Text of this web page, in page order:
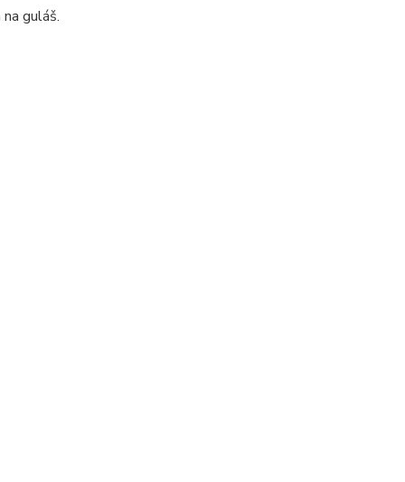
guláš.